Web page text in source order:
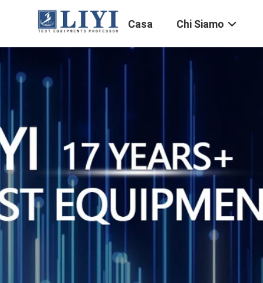
Casa Chi Siamo